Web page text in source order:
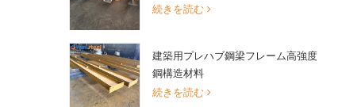
続きを読む
建築用プレハブ鋼梁フレーム高強度
鋼構造材料
続きを読む